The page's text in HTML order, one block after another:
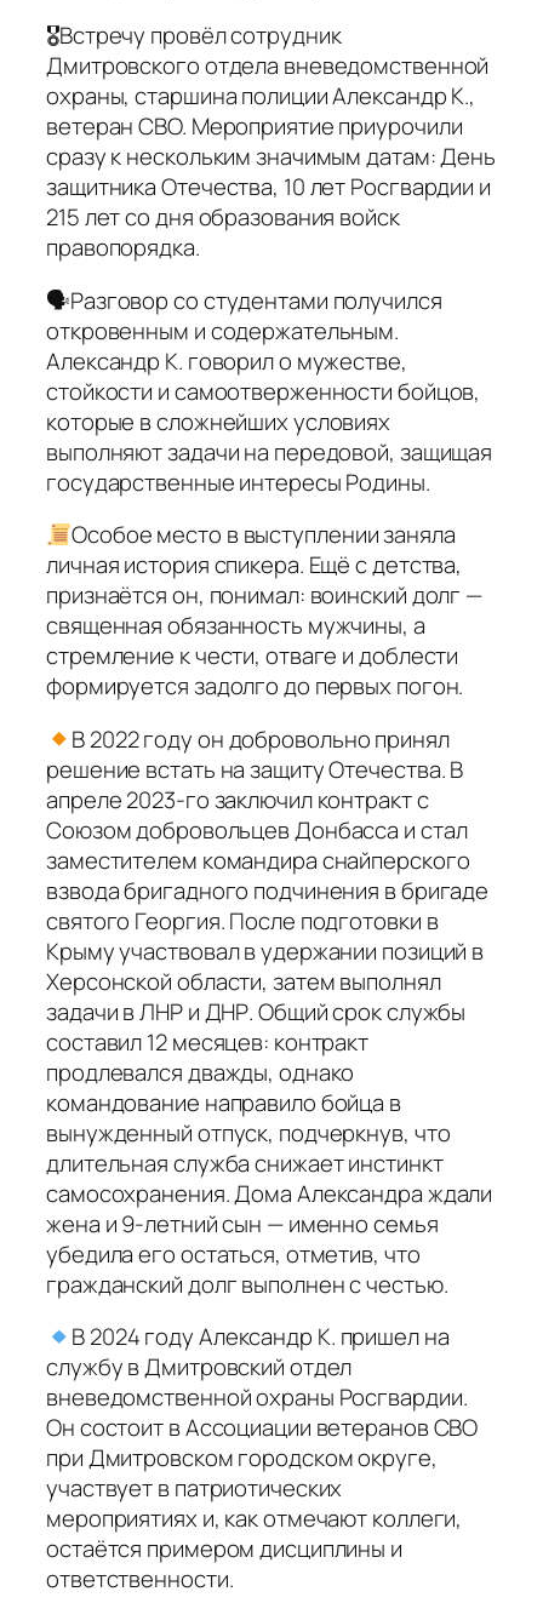
🎖Встречу провёл сотрудник
Дмитровского отдела вневедомственной
охраны, старшина полиции Александр К.,
ветеран СВО. Мероприятие приурочили
сразу к нескольким значимым датам: День
защитника Отечества, 10 лет Росгвардии и
215 лет со дня образования войск
правопорядка.
🗣Разговор со студентами получился
откровенным и содержательным.
Александр К. говорил о мужестве,
стойкости и самоотверженности бойцов,
которые в сложнейших условиях
выполняют задачи на передовой, защищая
государственные интересы Родины.
Особое место в выступлении заняла
личная история спикера. Ещё с детства,
признаётся он, понимал: воинский долг —
священная обязанность мужчины, а
стремление к чести, отваге и доблести
формируется задолго до первых погон.
В 2022 году он добровольно принял
решение встать на защиту Отечества. В
апреле 2023-го заключил контракт с
Союзом добровольцев Донбасса и стал
заместителем командира снайперского
взвода бригадного подчинения в бригаде
святого Георгия. После подготовки в
Крыму участвовал в удержании позиций в
Херсонской области, затем выполнял
задачи в ЛНР и ДНР. Общий срок службы
составил 12 месяцев: контракт
продлевался дважды, однако
командование направило бойца в
вынужденный отпуск, подчеркнув, что
длительная служба снижает инстинкт
самосохранения. Дома Александра ждали
жена и 9-летний сын — именно семья
убедила его остаться, отметив, что
гражданский долг выполнен с честью.
В 2024 году Александр К. пришел на
службу в Дмитровский отдел
вневедомственной охраны Росгвардии.
Он состоит в Ассоциации ветеранов СВО
при Дмитровском городском округе,
участвует в патриотических
мероприятиях и, как отмечают коллеги,
остаётся примером дисциплины и
ответственности.